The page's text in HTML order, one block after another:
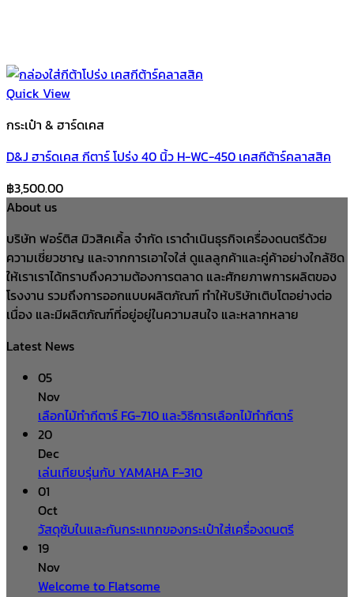
Quick View
กระเป๋า & ฮาร์ดเคส
D&J ฮาร์ดเคส กีตาร์ โปร่ง 40 นิ้ว H-WC-450 เคสกีต้าร์คลาสสิค
฿3,500.00
About us
บริษัท ฟอร์ติส มิวสิคเคิ้ล จำกัด เราดำเนินธุรกิจเครื่องดนตรีด้วย
ความเชี่ยวชาญ และจากการเอาใจใส่ ดูแลลูกค้าและคู่ค้าอย่างใกล้ชิด
ให้เราเราได้ทราบถึงความต้องการตลาด และศักยภาพการผลิตของ
โรงงาน รวมถึงการออกแบบผลิตภัณฑ์ ทำให้บริษัทเติบโตอย่างต่อ
เนื่อง และมีผลิตภัณฑ์ที่อยู่อยู่ในความสนใจ และหลากหลาย
Latest News
05
Nov
เลือกไม้ทำกีตาร์ FG-710 และวิธีการเลือกไม้ทำกีตาร์
20
Dec
เล่นเทียบรุ่นกับ YAMAHA F-310
01
Oct
วัสดุซับในและกันกระแทกของกระเป๋าใส่เครื่องดนตรี
19
Nov
Welcome to Flatsome